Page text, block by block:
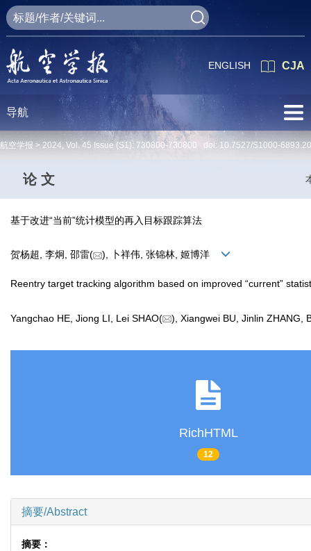
CJA
ENGLISH
导航
航空学报 > 2024, Vol. 45 Issue (S1): 730800-730800 doi: 10.7527/S1000-
论 文
基于改进“当前”统计模型的再入目标跟踪算法
贺杨超, 李炯, 邵雷( ), 卜祥伟, 张锦林, 姬博洋
Reentry target tracking algorithm based on improved “current”
Yangchao HE, Jiong LI, Lei SHAO( ), Xiangwei BU, Jinlin
RichHTML
12
摘要/Abstract
摘要：